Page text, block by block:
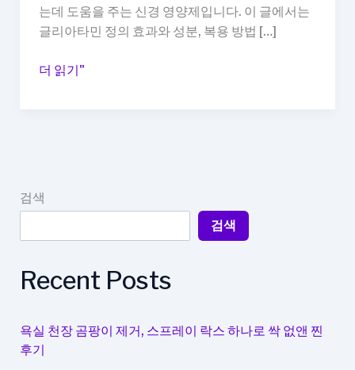
는데 도움을 주는 신경 영양제입니다. 이 글에서는
글리아타민 정의 효과와 성분, 복용 방법 […]
글
중
에
움
을
더 읽기"
검색
검색
Recent Posts
욕실 천장 곰팡이 제거, 스프레이 락스 하나로 싹 없앤 찐
후기